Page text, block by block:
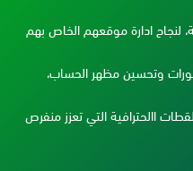
ادارة موقعهم الخاص بهم
وتحسين مظهر الحساب،
االحترافية التي تعزز منفرص